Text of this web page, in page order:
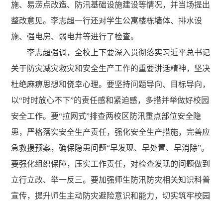
施、易涝点改造、防汛基础设施建设等情况，并当场提出
整改意见。李志超一行还对学生公寓楼栋墙体、排水设
施、强电房、弱电井等进行了检查。
李志超强调 ，全校上下要深入贯彻落实习近平总书记
关于防灾减灾救灾和安全生产工作的重要讲话精神， 坚决
杜绝麻痹思想和侥幸心理。要坚持问题导向、目标导向，
以“时时放心不下”的责任感和紧迫感，多措并举做好校园
安全工作。要“拉网式”排查两校区防汛重点部位安全隐
患，严格落实安全生产责任，强化安全生产措施，完善应
急救援预案，确保隐患问题“早发现、早处置、早消除”。
要强化组织保障，压实工作责任，对检查发现的问题做到
立行立改、举一反三。要加强师生防汛防灾相关知识科普
宣传，提升师生主动防灾避险意识和能力，切实筑牢校园